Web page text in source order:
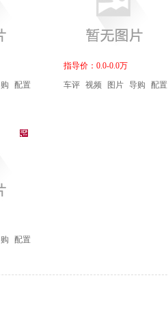
配置
指导价：0.0-0.0万
车评 视频 图片 导购 配置
配置